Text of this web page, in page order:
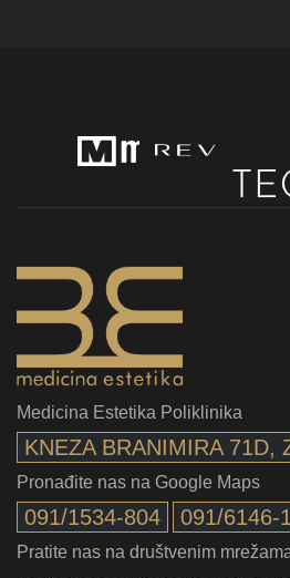
Medicina Estetika Poliklinika
KNEZA BRANIMIRA 71D,
Pronađite nas na Google Maps
091/1534-804 091/6146-
Pratite nas na društvenim